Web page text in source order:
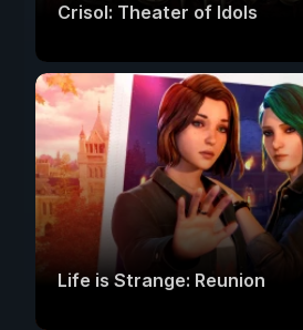
Crisol: Theater of Idols
Life is Strange: Reunion